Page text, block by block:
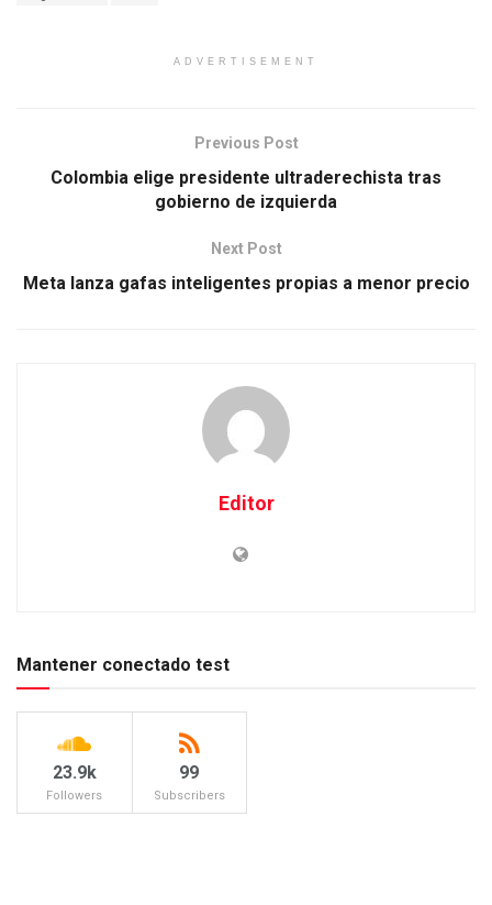
ADVERTISEMENT
Previous Post
Colombia elige presidente ultraderechista tras
gobierno de izquierda
Next Post
Meta lanza gafas inteligentes propias a menor precio
Editor
Mantener conectado test
23.9k
Followers
99
Subscribers